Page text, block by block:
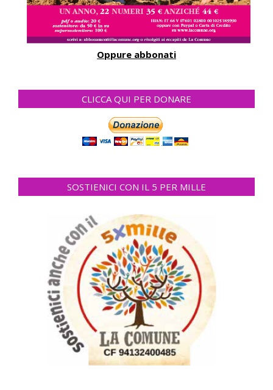
Oppure abbonati
CLICCA QUI PER DONARE
SOSTIENICI CON IL 5 PER MILLE